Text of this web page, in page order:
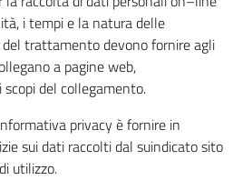
i tempi e la natura delle
trattamento devono fornire agli
a pagine web,
del collegamento.
privacy è fornire in
sui dati raccolti dal suindicato sito
utilizzo.